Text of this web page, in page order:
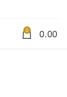
0 0.00